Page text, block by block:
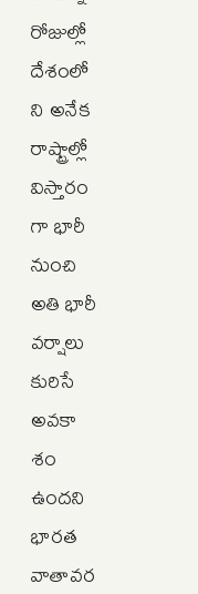
రోజుల్లో
దేశంలో
ని అనేక
రాష్ట్రాల్లో
విస్తారం
గా భారీ
నుంచి
అతి భారీ
వర్షాలు
కురిసే
అవకా
శం
ఉందని
భారత
వాతావర